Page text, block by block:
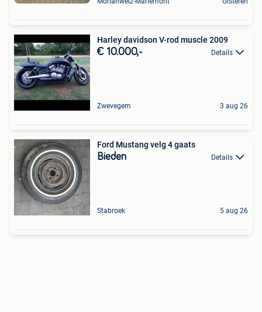
Harley davidson V-rod muscle 2009
€ 10.000,- Details
Zwevegem 3 aug 26
Ford Mustang velg 4 gaats
Bieden Details
Stabroek 5 aug 26